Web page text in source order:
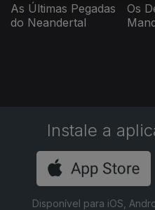
As Últimas Pegadas
do Neandertal
Os
Instale a
Disponível para iOS,